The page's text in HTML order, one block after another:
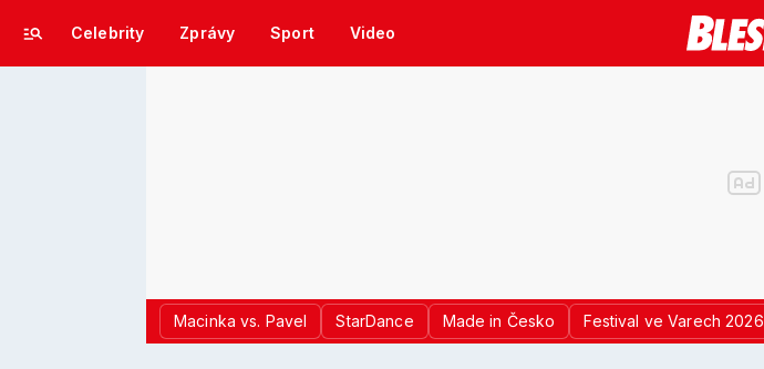
Celebrity Zprávy Sport Video
Macinka vs. Pavel StarDance Made in Česko Festival ve Varech 2026